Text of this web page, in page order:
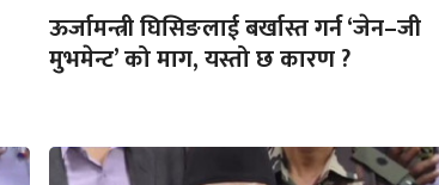
ऊर्जामन्त्री घिसिङलाई बर्खास्त गर्न ‘जेन–जी
मुभमेन्ट’ को माग, यस्तो छ कारण ?